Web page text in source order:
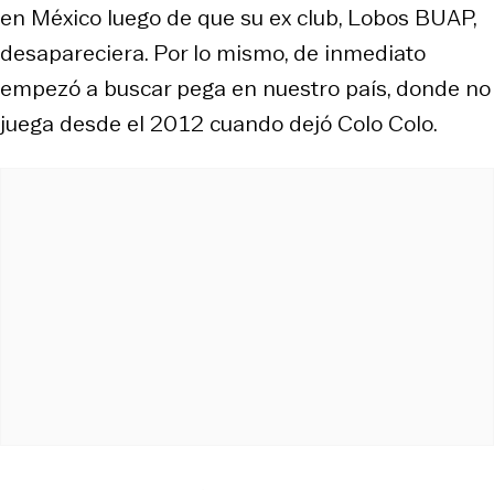
en México luego de que su ex club, Lobos BUAP,
desapareciera. Por lo mismo, de inmediato
empezó a buscar pega en nuestro país, donde no
juega desde el 2012 cuando dejó Colo Colo.